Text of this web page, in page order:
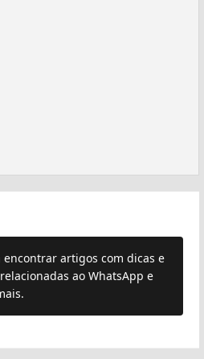
encontrar artigos com dicas e
ao WhatsApp e